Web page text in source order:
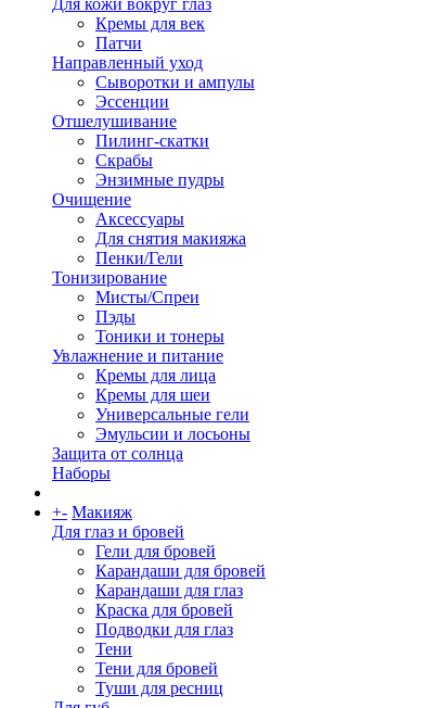
Для кожи вокруг глаз
Кремы для век
Патчи
Направленный уход
Сыворотки и ампулы
Эссенции
Отшелушивание
Пилинг-скатки
Скрабы
Энзимные пудры
Очищение
Аксессуары
Для снятия макияжа
Пенки/Гели
Тонизирование
Мисты/Спреи
Пэды
Тоники и тонеры
Увлажнение и питание
Кремы для лица
Кремы для шеи
Универсальные гели
Эмульсии и лосьоны
Защита от солнца
Наборы
+- Макияж
Для глаз и бровей
Гели для бровей
Карандаши для бровей
Карандаши для глаз
Краска для бровей
Подводки для глаз
Тени
Тени для бровей
Туши для ресниц